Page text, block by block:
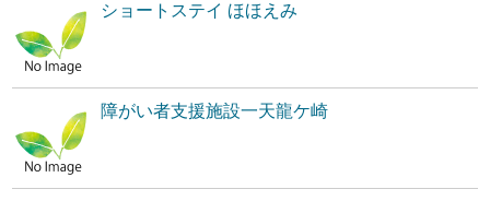
ショートステイ ほほえみ
障がい者支援施設一天龍ケ崎